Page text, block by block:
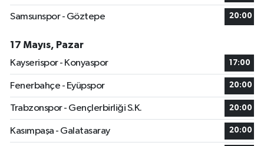
Samsunspor - Göztepe 20:00
17 Mayıs, Pazar
Kayserispor - Konyaspor
17:00
Fenerbahçe - Eyüpspor 20:00
Trabzonspor - Gençlerbirliği S.K. 20:00
Kasımpaşa - Galatasaray 20:00